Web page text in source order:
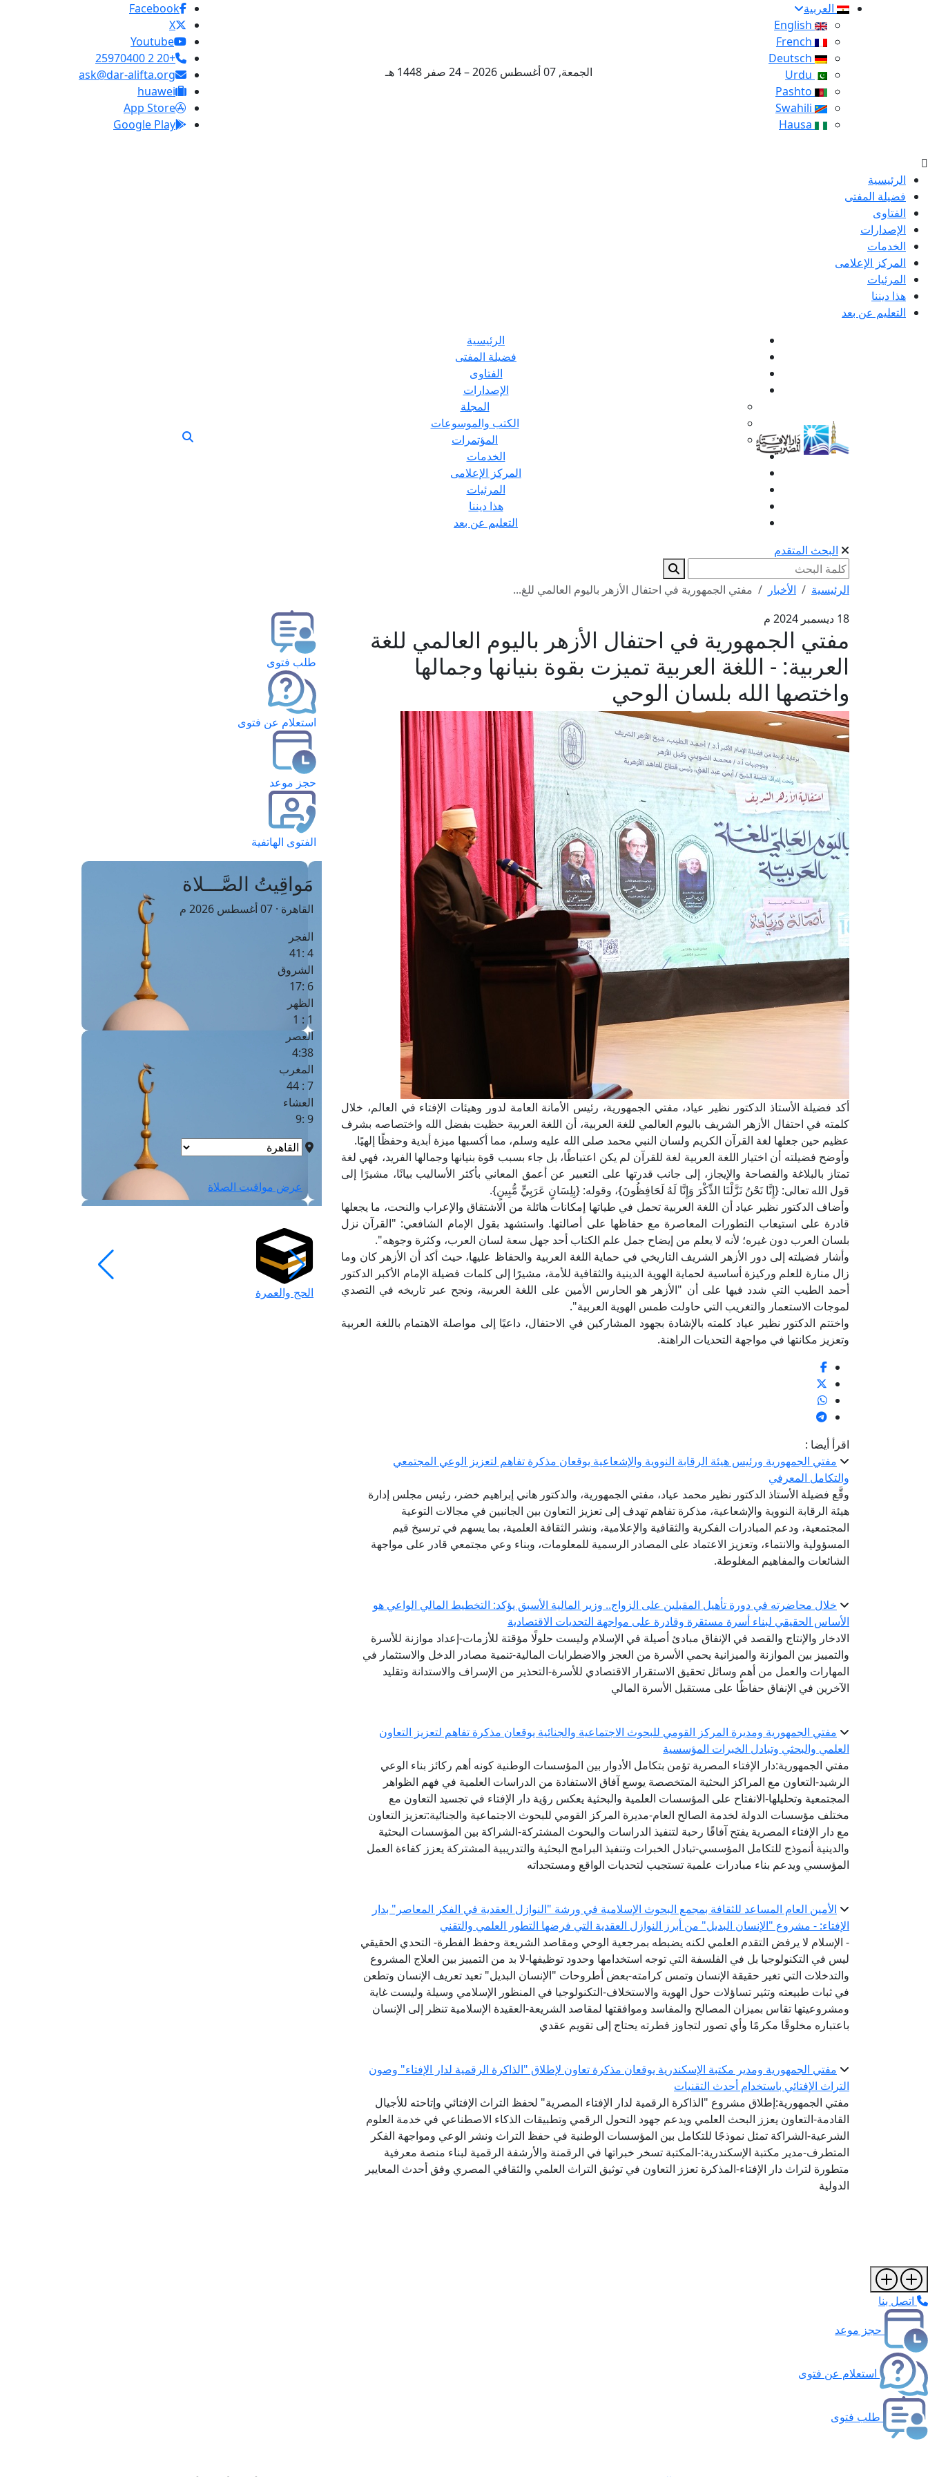
العربية
الجمعة, 07 أغسطس 2026 – 24 صفر 1448 هـ
Facebook
X
Youtube
+20 2 25970400
ask@dar-alifta.org
huawei
App Store
Google Play
الرئيسية
فضيلة المفتى
الفتاوى
الإصدارات
الخدمات
المركز الإعلامى
المرئيات
هذا ديننا
التعليم عن بعد
الرئيسية
فضيلة المفتى
الفتاوى
الإصدارات
المجلة
الكتب والموسوعات
المؤتمرات
الخدمات
المركز الإعلامى
المرئيات
هذا ديننا
التعليم عن بعد
البحث المتقدم
الرئيسية الأخبار
مفتي الجمهورية في احتفال الأزهر باليوم العالمي للغ...
18 ديسمبر 2024 م
مفتي الجمهورية في احتفال الأزهر باليوم العالمي للغة
العربية: - اللغة العربية تميزت بقوة بنيانها وجمالها
واختصها الله بلسان الوحي
أكد فضيلة الأستاذ الدكتور نظير عياد، مفتي الجمهورية، رئيس الأمانة العامة لدور وهيئات الإفتاء في العالم، خلال
كلمته في احتفال الأزهر الشريف باليوم العالمي للغة العربية، أن اللغة العربية حظيت بفضل الله واختصاصه بشرف
عظيم حين جعلها لغة القرآن الكريم ولسان النبي محمد صلى الله عليه وسلم، مما أكسبها ميزة أبدية وحفظًا إلهيًا.
وأوضح فضيلته أن اختيار اللغة العربية لغة للقرآن لم يكن اعتباطًا، بل جاء بسبب قوة بنيانها وجمالها الفريد، فهي لغة
تمتاز بالبلاغة والفصاحة والإيجاز، إلى جانب قدرتها على التعبير عن أعمق المعاني بأكثر الأساليب بيانًا، مشيرًا إلى
قول الله تعالى: {إِنَّا نَحْنُ نَزَّلْنَا الذِّكْرَ وَإِنَّا لَهُ لَحَافِظُونَ}، وقوله: {بِلِسَانٍ عَرَبِيٍّ مُّبِينٍ}.
وأضاف الدكتور نظير عياد أن اللغة العربية تحمل في طياتها إمكانات هائلة من الاشتقاق والإعراب والنحت، ما يجعلها
قادرة على استيعاب التطورات المعاصرة مع حفاظها على أصالتها. واستشهد بقول الإمام الشافعي: "القرآن نزل
بلسان العرب دون غيره؛ لأنه لا يعلم من إيضاح جمل علم الكتاب أحد جهل سعة لسان العرب، وكثرة وجوهه".
وأشار فضيلته إلى دور الأزهر الشريف التاريخي في حماية اللغة العربية والحفاظ عليها، حيث أكد أن الأزهر كان وما
زال منارة للعلم وركيزة أساسية لحماية الهوية الدينية والثقافية للأمة، مشيرًا إلى كلمات فضيلة الإمام الأكبر الدكتور
أحمد الطيب التي شدد فيها على أن "الأزهر هو الحارس الأمين على اللغة العربية، ونجح عبر تاريخه في التصدي
لموجات الاستعمار والتغريب التي حاولت طمس الهوية العربية".
واختتم الدكتور نظير عياد كلمته بالإشادة بجهود المشاركين في الاحتفال، داعيًا إلى مواصلة الاهتمام باللغة العربية
وتعزيز مكانتها في مواجهة التحديات الراهنة.
اقرأ أيضا :
مفتي الجمهورية ورئيس هيئة الرقابة النووية والإشعاعية يوقعان مذكرة تفاهم لتعزيز الوعي المجتمعي
والتكامل المعرفي
وقَّع فضيلة الأستاذ الدكتور نظير محمد عياد، مفتي الجمهورية، والدكتور هاني إبراهيم خضر، رئيس مجلس إدارة
هيئة الرقابة النووية والإشعاعية، مذكرة تفاهم تهدف إلى تعزيز التعاون بين الجانبين في مجالات التوعية
المجتمعية، ودعم المبادرات الفكرية والثقافية والإعلامية، ونشر الثقافة العلمية، بما يسهم في ترسيخ قيم
المسؤولية والانتماء، وتعزيز الاعتماد على المصادر الرسمية للمعلومات، وبناء وعي مجتمعي قادر على مواجهة
الشائعات والمفاهيم المغلوطة.
خلال محاضرته في دورة تأهيل المقبلين على الزواج.. وزير المالية الأسبق يؤكد: التخطيط المالي الواعي هو
الأساس الحقيقي لبناء أسرة مستقرة وقادرة على مواجهة التحديات الاقتصادية
الادخار والإنتاج والقصد في الإنفاق مبادئ أصيلة في الإسلام وليست حلولًا مؤقتة للأزمات-إعداد موازنة للأسرة
والتمييز بين الموازنة والميزانية يحمي الأسرة من العجز والاضطرابات المالية-تنمية مصادر الدخل والاستثمار في
المهارات والعمل من أهم وسائل تحقيق الاستقرار الاقتصادي للأسرة-التحذير من الإسراف والاستدانة وتقليد
الآخرين في الإنفاق حفاظًا على مستقبل الأسرة المالي
مفتي الجمهورية ومديرة المركز القومي للبحوث الاجتماعية والجنائية يوقعان مذكرة تفاهم لتعزيز التعاون
العلمي والبحثي وتبادل الخبرات المؤسسية
مفتي الجمهورية:دار الإفتاء المصرية تؤمن بتكامل الأدوار بين المؤسسات الوطنية كونه أهم ركائز بناء الوعي
الرشيد-التعاون مع المراكز البحثية المتخصصة يوسع آفاق الاستفادة من الدراسات العلمية في فهم الظواهر
المجتمعية وتحليلها-الانفتاح على المؤسسات العلمية والبحثية يعكس رؤية دار الإفتاء في تجسيد التعاون مع
مختلف مؤسسات الدولة لخدمة الصالح العام-مديرة المركز القومي للبحوث الاجتماعية والجنائية:تعزيز التعاون
مع دار الإفتاء المصرية يفتح آفاقًا رحبة لتنفيذ الدراسات والبحوث المشتركة-الشراكة بين المؤسسات البحثية
والدينية أنموذج للتكامل المؤسسي-تبادل الخبرات وتنفيذ البرامج البحثية والتدريبية المشتركة يعزز كفاءة العمل
المؤسسي ويدعم بناء مبادرات علمية تستجيب لتحديات الواقع ومستجداته
الأمين العام المساعد للثقافة بمجمع البحوث الإسلامية في ورشة "النوازل العقدية في الفكر المعاصر" بدار
الإفتاء: - مشروع "الإنسان البديل" من أبرز النوازل العقدية التي فرضها التطور العلمي والتقني
- الإسلام لا يرفض التقدم العلمي لكنه يضبطه بمرجعية الوحي ومقاصد الشريعة وحفظ الفطرة- التحدي الحقيقي
ليس في التكنولوجيا بل في الفلسفة التي توجه استخدامها وحدود توظيفها-لا بد من التمييز بين العلاج المشروع
والتدخلات التي تغير حقيقة الإنسان وتمس كرامته-بعض أطروحات "الإنسان البديل" تعيد تعريف الإنسان وتطعن
في ثبات طبيعته وتثير تساؤلات حول الهوية والاستخلاف-التكنولوجيا في المنظور الإسلامي وسيلة وليست غاية
ومشروعيتها تقاس بميزان المصالح والمفاسد وموافقتها لمقاصد الشريعة-العقيدة الإسلامية تنظر إلى الإنسان
باعتباره مخلوقًا مكرمًا وأي تصور لتجاوز فطرته يحتاج إلى تقويم عقدي
مفتي الجمهورية ومدير مكتبة الإسكندرية يوقعان مذكرة تعاون لإطلاق "الذاكرة الرقمية لدار الإفتاء" وصون
التراث الإفتائي باستخدام أحدث التقنيات
مفتي الجمهورية:إطلاق مشروع "الذاكرة الرقمية لدار الإفتاء المصرية" لحفظ التراث الإفتائي وإتاحته للأجيال
القادمة-التعاون يعزز البحث العلمي ويدعم جهود التحول الرقمي وتطبيقات الذكاء الاصطناعي في خدمة العلوم
الشرعية-الشراكة تمثل نموذجًا للتكامل بين المؤسسات الوطنية في حفظ التراث ونشر الوعي ومواجهة الفكر
المتطرف-مدير مكتبة الإسكندرية:-المكتبة تسخر خبراتها في الرقمنة والأرشفة الرقمية لبناء منصة معرفية
متطورة لتراث دار الإفتاء-المذكرة تعزز التعاون في توثيق التراث العلمي والثقافي المصري وفق أحدث المعايير
الدولية
طلب فتوى
استعلام عن فتوى
حجز موعد
الفتوى الهاتفية
مَواقِيتُ الصَّـــلاة
القاهرة · 07 أغسطس 2026 م
الفجر
4 :41
الشروق
6 :17
الظهر
1 : 1
العصر
4:38
المغرب
7 : 44
العشاء
9 :9
عرض مواقيت الصلاة
الحج والعمرة
اتصل بنا
حجز موعد
استعلام عن فتوى
طلب فتوى